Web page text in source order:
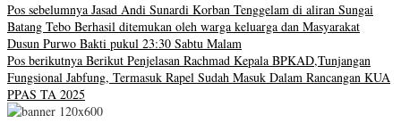
Pos sebelumnya Jasad Andi Sunardi Korban Tenggelam di aliran Sungai
Batang Tebo Berhasil ditemukan oleh warga keluarga dan Masyarakat
Dusun Purwo Bakti pukul 23:30 Sabtu Malam
Pos berikutnya Berikut Penjelasan Rachmad Kepala BPKAD,Tunjangan
Fungsional Jabfung, Termasuk Rapel Sudah Masuk Dalam Rancangan KUA
PPAS TA 2025